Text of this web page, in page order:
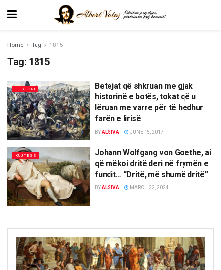
Home Tag 1815
Tag: 1815
HISTORI
Betejat që shkruan me gjak
historinë e botës, tokat që u
lëruan me varre për të hedhur
farën e lirisë
BYALSIVA JUNE 15, 2017
KUJTESË
Johann Wolfgang von Goethe, ai
që mëkoi dritë deri në frymën e
fundit… “Dritë, më shumë dritë”
BYALSIVA MARCH 22, 2024